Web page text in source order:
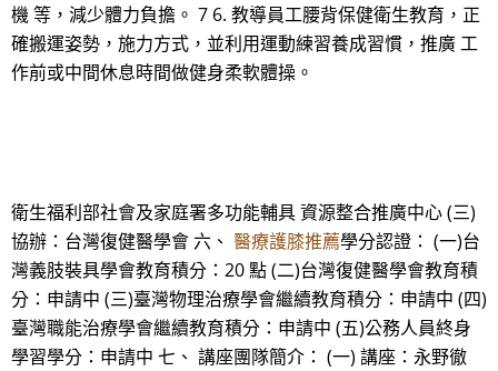
機 等，減少體力負擔。 7 6. 教導員工腰背保健衛生教育，正
確搬運姿勢，施力方式，並利用運動練習養成習慣，推廣 工
作前或中間休息時間做健身柔軟體操。
衛生福利部社會及家庭署多功能輔具 資源整合推廣中心 (三)
協辦：台灣復健醫學會 六、 醫療護膝推薦學分認證： (一)台
灣義肢裝具學會教育積分：20 點 (二)台灣復健醫學會教育積
分：申請中 (三)臺灣物理治療學會繼續教育積分：申請中 (四)
臺灣職能治療學會繼續教育積分：申請中 (五)公務人員終身
學習學分：申請中 七、 講座團隊簡介： (一) 講座：永野徹